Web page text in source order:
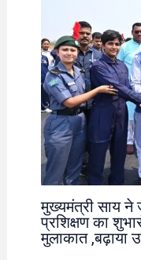
मुख्यमंत्री साय ने
प्रशिक्षण का
मुलाकात ,बढ़ाया